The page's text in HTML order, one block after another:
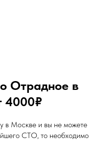
Отрадное в
4000₽
в Москве и вы не можете
СТО, то необходимо